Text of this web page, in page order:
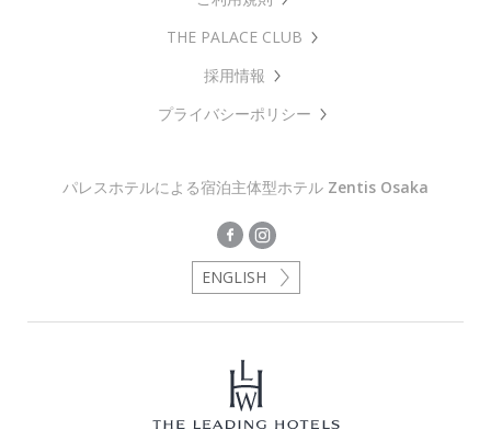
THE PALACE CLUB
採用情報
プライバシーポリシー
パレスホテルによる宿泊主体型ホテル Zentis Osaka
ENGLISH